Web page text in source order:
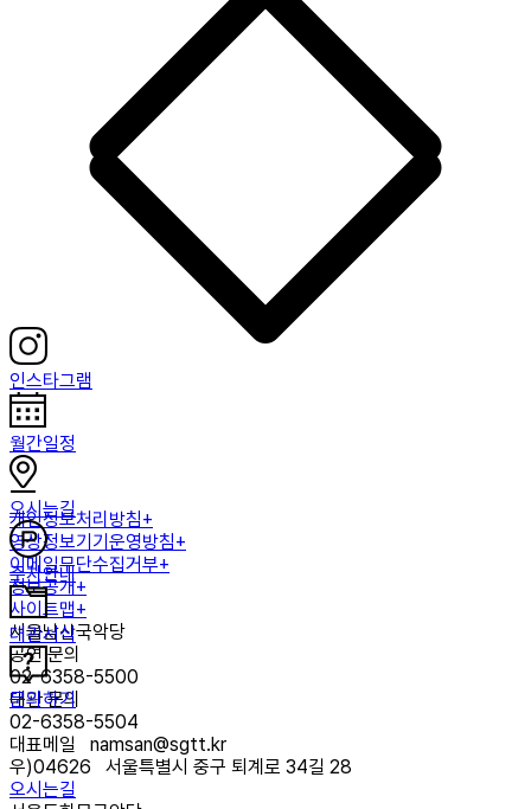
인스타그램
월간일정
오시는길
주차안내
대관서식
문의하기
개인정보처리방침+
영상정보기기운영방침+
이메일무단수집거부+
정보공개+
사이트맵+
서울남산국악당
공연 문의
02-6358-5500
대관 문의
02-6358-5504
대표메일 namsan@sgtt.kr
우)04626
서울특별시 중구 퇴계로 34길 28
오시는길